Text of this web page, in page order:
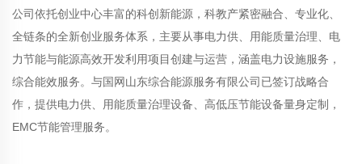
公司依托创业中心丰富的科创新能源，科教产紧密融合、专业化、
全链条的全新创业服务体系，主要从事电力供、用能质量治理、电
力节能与能源高效开发利用项目创建与运营，涵盖电力设施服务，
综合能效服务。与国网山东综合能源服务有限公司已签订战略合
作，提供电力供、用能质量治理设备、高低压节能设备量身定制，
EMC节能管理服务。